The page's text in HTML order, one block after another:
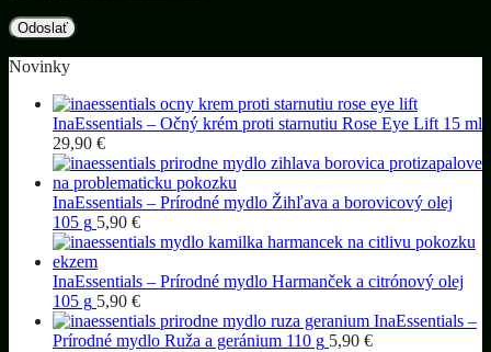
Novinky
InaEssentials – Očný krém proti starnutiu Rose Eye Lift 15 ml
29,90 €
InaEssentials – Prírodné mydlo Žihľava a borovicový olej
105 g 5,90 €
InaEssentials – Prírodné mydlo Harmanček a citrónový olej
105 g 5,90 €
InaEssentials –
Prírodné mydlo Ruža a geránium 110 g 5,90 €